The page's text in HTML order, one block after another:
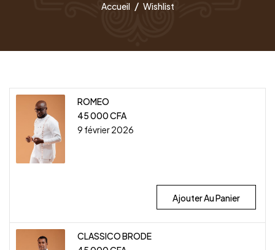
Accueil Wishlist
ROMEO
45 000CFA
9 février 2026
Ajouter Au Panier
CLASSICO BRODE